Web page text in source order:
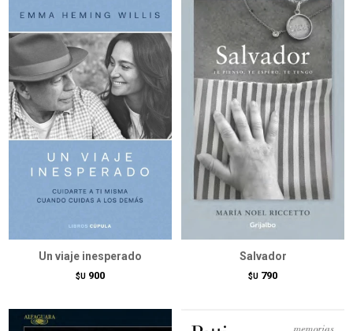
Un viaje inesperado
$U 900
Salvador
$U 790